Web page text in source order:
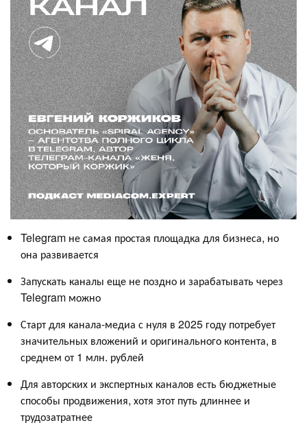
Telegram не самая простая площадка для бизнеса, но
она развивается
Запускать каналы еще не поздно и зарабатывать через
Telegram можно
Старт для канала-медиа с нуля в 2025 году потребует
значительных вложений и оригинального контента, в
среднем от 1 млн. рублей
Для авторских и экспертных каналов есть бюджетные
способы продвижения, хотя этот путь длиннее и
трудозатратнее